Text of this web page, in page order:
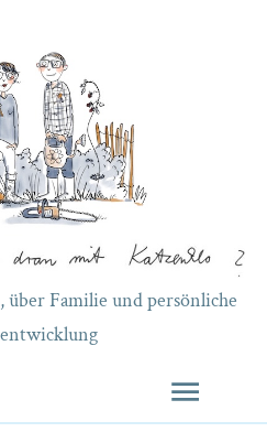
Familie und persönliche